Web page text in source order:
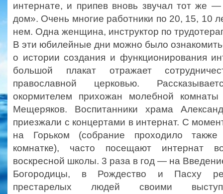
интернате, и припев вновь звучал тот
дом». Очень многие работники по 20, 15, 10
нем. Одна женщина, инструктор по
В эти юбилейные дни можно было
о истории создания и функционирования
большой плакат отражает
православной церковью.
окормителем прихожан молебной
Мещеряков. Воспитанники храма
приезжали с концертами в интернат. С
на Горьком (собрание проходило
комнатке), часто посещают интернат
воскресной школы. 3 раза в год — на
Богородицы, в Рождество и Пасху
престарелых людей своими